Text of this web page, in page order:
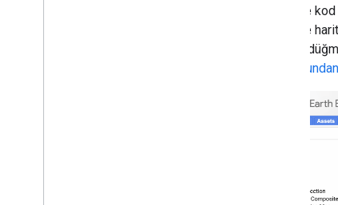
panelde
panelde
yardım
kılavuzundan